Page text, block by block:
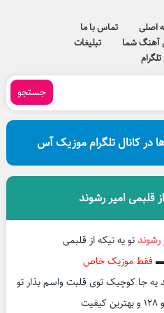
اصلی
تماس با ما
شما
تبلیغات
جستجو
در کانال تلگرام موزیک آس
قلبمی امیر رشوند
رشوندتو یه تیکه از قلبمی
فقط موزیک خاص
یه جا کوچیک توی قلبت واسم بذار تو